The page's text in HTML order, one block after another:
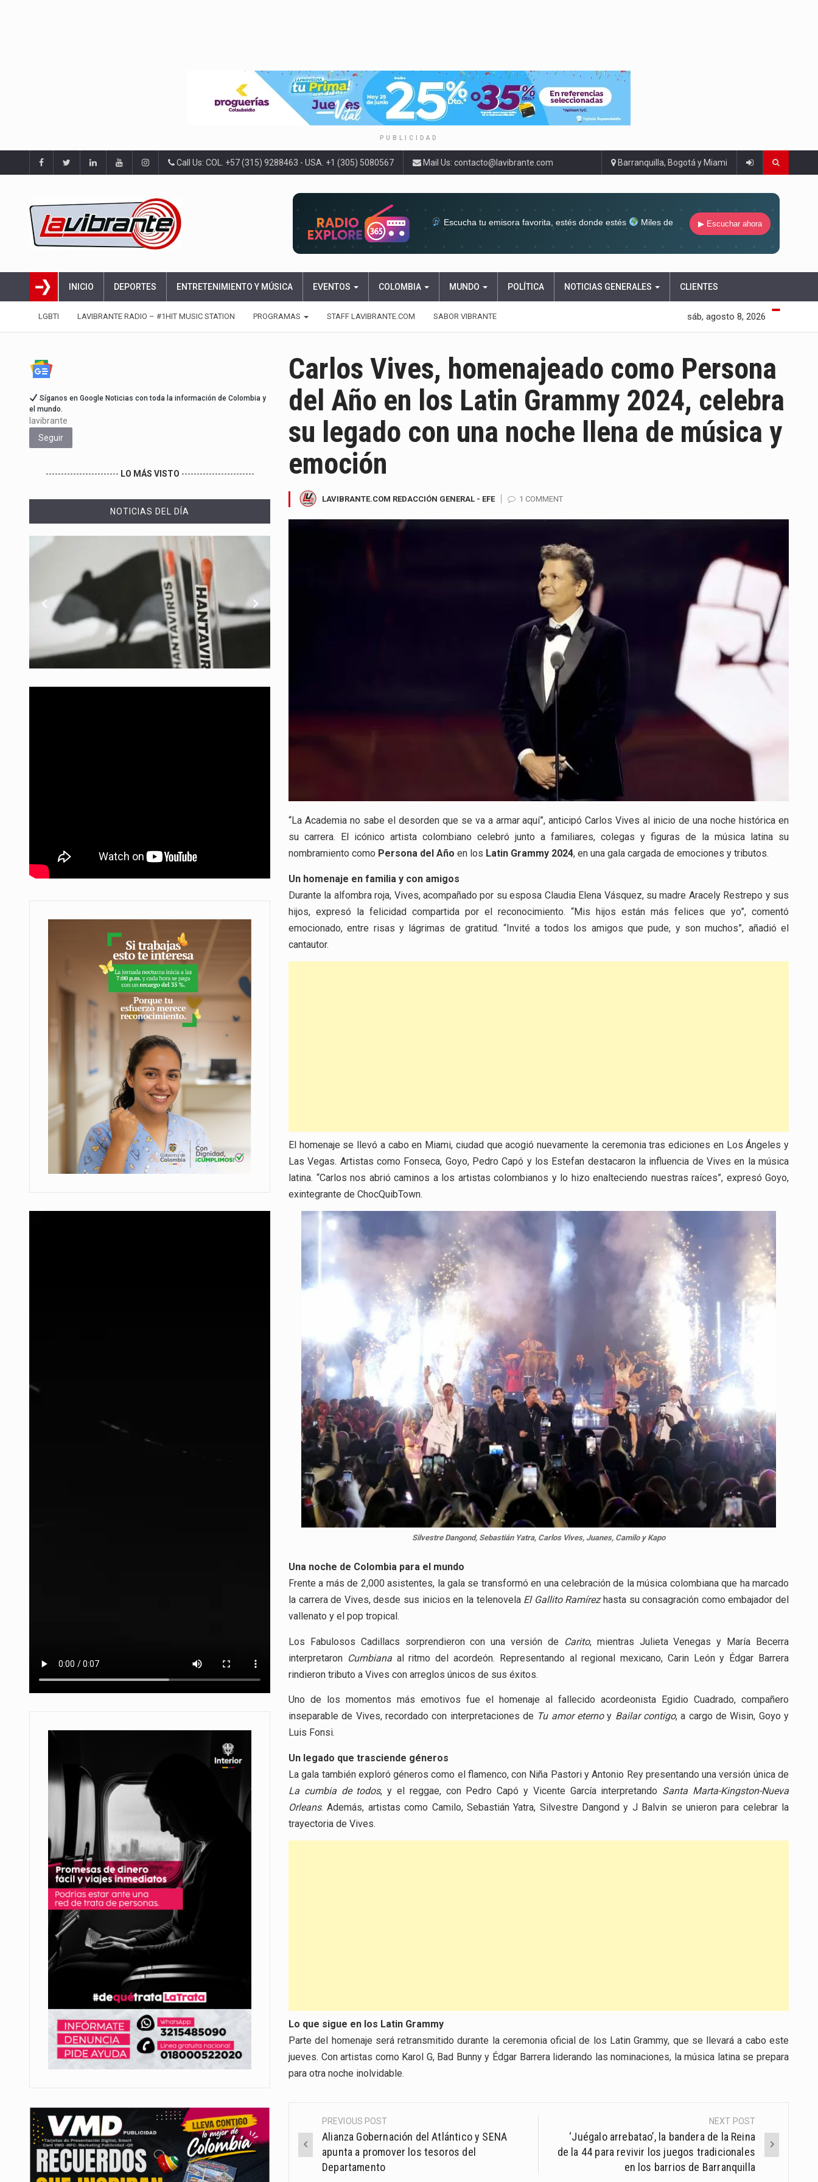
PUBLICIDAD
Call Us: COL. +57 (315) 9288463 - USA. +1 (305) 5080567 Mail Us: contacto@lavibrante.com Barranquilla, Bogotá y Miami
Escucha tu emisora favorita, estés donde estés
Miles de
▶ Escuchar ahora
INICIO DEPORTES ENTRETENIMIENTO Y MÚSICA EVENTOS COLOMBIA MUNDO POLÍTICA NOTICIAS GENERALES CLIENTES
LGBTI LAVIBRANTE RADIO – #1HIT MUSIC STATION PROGRAMAS STAFF LAVIBRANTE.COM SABOR VIBRANTE sáb, agosto 8, 2026
Carlos Vives, homenajeado como Persona
del Año en los Latin Grammy 2024, celebra
su legado con una noche llena de música y
emoción
LAVIBRANTE.COM REDACCIÓN GENERAL - EFE 1 COMMENT
“La Academia no sabe el desorden que se va a armar aquí”, anticipó Carlos Vives al inicio de una noche histórica en
su carrera. El icónico artista colombiano celebró junto a familiares, colegas y figuras de la música latina su
nombramiento como Persona del Año en los Latin Grammy 2024, en una gala cargada de emociones y tributos.
Un homenaje en familia y con amigos
Durante la alfombra roja, Vives, acompañado por su esposa Claudia Elena Vásquez, su madre Aracely Restrepo y sus
hijos, expresó la felicidad compartida por el reconocimiento. “Mis hijos están más felices que yo”, comentó
emocionado, entre risas y lágrimas de gratitud. “Invité a todos los amigos que pude, y son muchos”, añadió el
cantautor.
El homenaje se llevó a cabo en Miami, ciudad que acogió nuevamente la ceremonia tras ediciones en Los Ángeles y
Las Vegas. Artistas como Fonseca, Goyo, Pedro Capó y los Estefan destacaron la influencia de Vives en la música
latina. “Carlos nos abrió caminos a los artistas colombianos y lo hizo enalteciendo nuestras raíces”, expresó Goyo,
exintegrante de ChocQuibTown.
Silvestre Dangond, Sebastián Yatra, Carlos Vives, Juanes, Camilo y Kapo
Una noche de Colombia para el mundo
Frente a más de 2,000 asistentes, la gala se transformó en una celebración de la música colombiana que ha marcado
la carrera de Vives, desde sus inicios en la telenovela El Gallito Ramírezhasta su consagración como embajador del
vallenato y el pop tropical.
Los Fabulosos Cadillacs sorprendieron con una versión de Carito, mientras Julieta Venegas y María Becerra
interpretaron Cumbianaal ritmo del acordeón. Representando al regional mexicano, Carin León y Édgar Barrera
rindieron tributo a Vives con arreglos únicos de sus éxitos.
Uno de los momentos más emotivos fue el homenaje al fallecido acordeonista Egidio Cuadrado, compañero
inseparable de Vives, recordado con interpretaciones de Tu amor eternoy Bailar contigo, a cargo de Wisin, Goyo y
Luis Fonsi.
Un legado que trasciende géneros
La gala también exploró géneros como el flamenco, con Niña Pastori y Antonio Rey presentando una versión única de
La cumbia de todos, y el reggae, con Pedro Capó y Vicente García interpretando Santa Marta-Kingston-Nueva
Orleans. Además, artistas como Camilo, Sebastián Yatra, Silvestre Dangond y J Balvin se unieron para celebrar la
trayectoria de Vives.
Lo que sigue en los Latin Grammy
Parte del homenaje será retransmitido durante la ceremonia oficial de los Latin Grammy, que se llevará a cabo este
jueves. Con artistas como Karol G, Bad Bunny y Édgar Barrera liderando las nominaciones, la música latina se prepara
para otra noche inolvidable.
Post
navigation
PREVIOUS POST
Alianza Gobernación del Atlántico y SENA
apunta a promover los tesoros del
Departamento
NEXT POST
‘Juégalo arrebatao’, la bandera de la Reina
de la 44 para revivir los juegos tradicionales
en los barrios de Barranquilla
Síganos en Google Noticias con toda la información de Colombia y
el mundo.
lavibrante
Seguir
------------------------ LO MÁS VISTO ------------------------
NOTICIAS DEL DÍA